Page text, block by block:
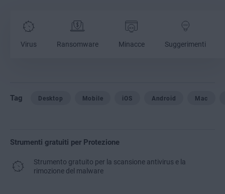
Virus Ransomware Minacce Suggerimenti
Tag Desktop Mobile iOS Android Mac
Strumenti gratuiti per Protezione
Strumento gratuito per la scansione antivirus e la
rimozione del malware